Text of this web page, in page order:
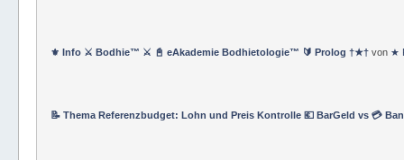
⚜ Info ⚔ Bodhie™ ⚔ 📓 eAkademie Bodhietologie™ 🔰 Prolog †★†von ★
📝 Thema Referenzbudget: Lohn und Preis Kontrolle 💶 BarGeld vs 💳